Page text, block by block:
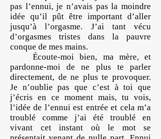
pas l’ennui, je n’avais pas la moindre
idée qu’il pût être important d’aller
jusqu’à l’orgasme. J’ai tant vécu
d’orgasmes tristes dans la pauvre
conque de mes mains.
Écoute-moi bien, ma mère, et
pardonne-moi de ne plus te parler
directement, de ne plus te provoquer.
Je n’oublie pas que c’est à toi que
j’écris en ce moment mais, tu vois,
l’idée de l’ennui est entrée et cela m’a
troublé comme j’ai été troublé en
vivant cet instant où le mot se